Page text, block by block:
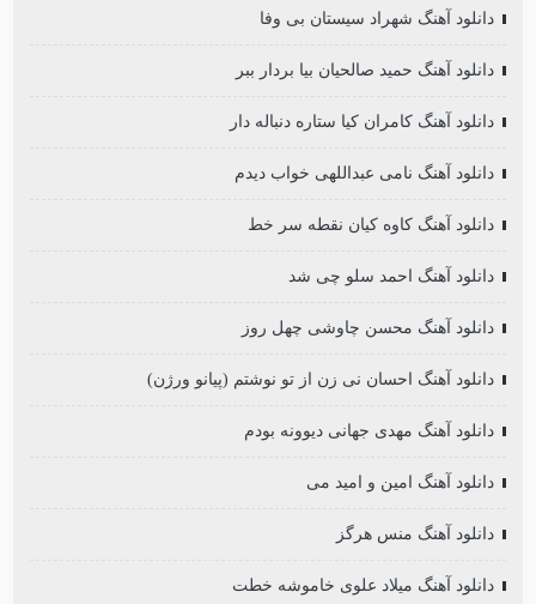
دانلود آهنگ شهراد سیستان بی وفا
دانلود آهنگ حمید صالحیان بیا بردار ببر
دانلود آهنگ کامران کیا ستاره دنباله دار
دانلود آهنگ نامی عبداللهی خواب دیدم
دانلود آهنگ کاوه کیان نقطه سر خط
دانلود آهنگ احمد سلو چی شد
دانلود آهنگ محسن چاوشی چهل روز
دانلود آهنگ احسان نی زن از تو نوشتم (پیانو ورژن)
دانلود آهنگ مهدی جهانی دیوونه بودم
دانلود آهنگ امین و امید می
دانلود آهنگ منس هرگز
دانلود آهنگ میلاد علوی خاموشه خطت